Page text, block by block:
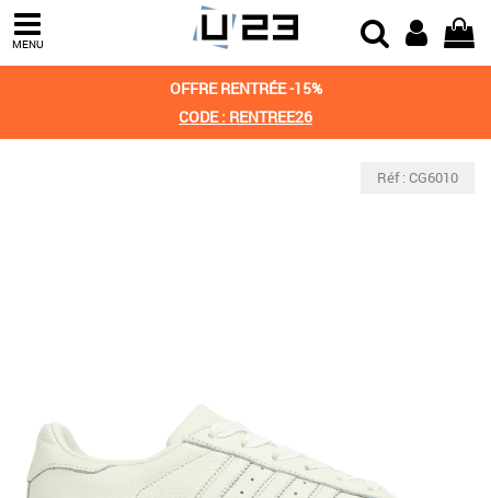
MENU
OFFRE RENTRÉE -15%
CODE : RENTREE26
Réf : CG6010